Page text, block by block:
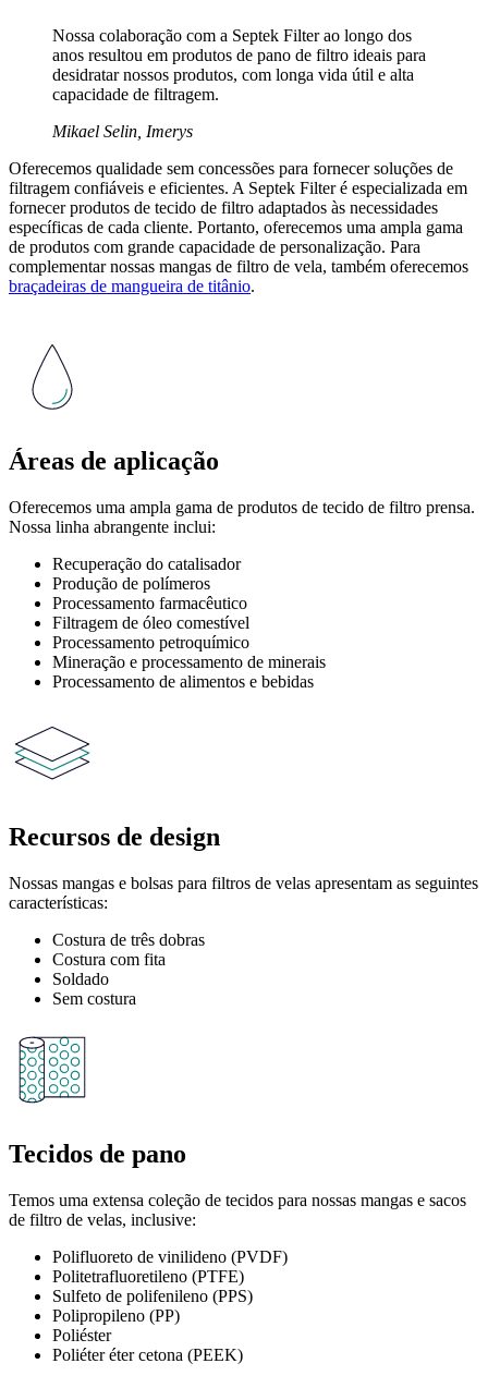
Nossa colaboração com a Septek Filter ao longo dos
anos resultou em produtos de pano de filtro ideais para
desidratar nossos produtos, com longa vida útil e alta
capacidade de filtragem.
Mikael Selin, Imerys
Oferecemos qualidade sem concessões para fornecer soluções de
filtragem confiáveis e eficientes. A Septek Filter é especializada em
fornecer produtos de tecido de filtro adaptados às necessidades
específicas de cada cliente. Portanto, oferecemos uma ampla gama
de produtos com grande capacidade de personalização. Para
complementar nossas mangas de filtro de vela, também oferecemos
braçadeiras de mangueira de titânio.
Áreas de aplicação
Oferecemos uma ampla gama de produtos de tecido de filtro prensa.
Nossa linha abrangente inclui:
Recuperação do catalisador
Produção de polímeros
Processamento farmacêutico
Filtragem de óleo comestível
Processamento petroquímico
Mineração e processamento de minerais
Processamento de alimentos e bebidas
Recursos de design
Nossas mangas e bolsas para filtros de velas apresentam as seguintes
características:
Costura de três dobras
Costura com fita
Soldado
Sem costura
Tecidos de pano
Temos uma extensa coleção de tecidos para nossas mangas e sacos
de filtro de velas, inclusive:
Polifluoreto de vinilideno (PVDF)
Politetrafluoretileno (PTFE)
Sulfeto de polifenileno (PPS)
Polipropileno (PP)
Poliéster
Poliéter éter cetona (PEEK)